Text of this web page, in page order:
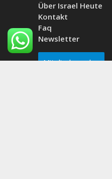
Über Israel Heute
Kontakt
Faq
Newsletter
Mitglied werden